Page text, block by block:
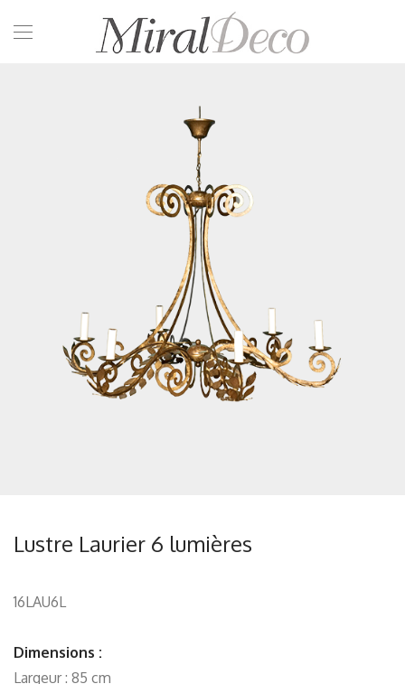
Lustre Laurier 6 lumières
16LAU6L
Dimensions :
Largeur : 85 cm